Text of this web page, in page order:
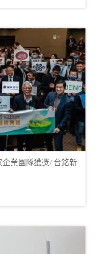
業團隊獲獎/ 台銘新